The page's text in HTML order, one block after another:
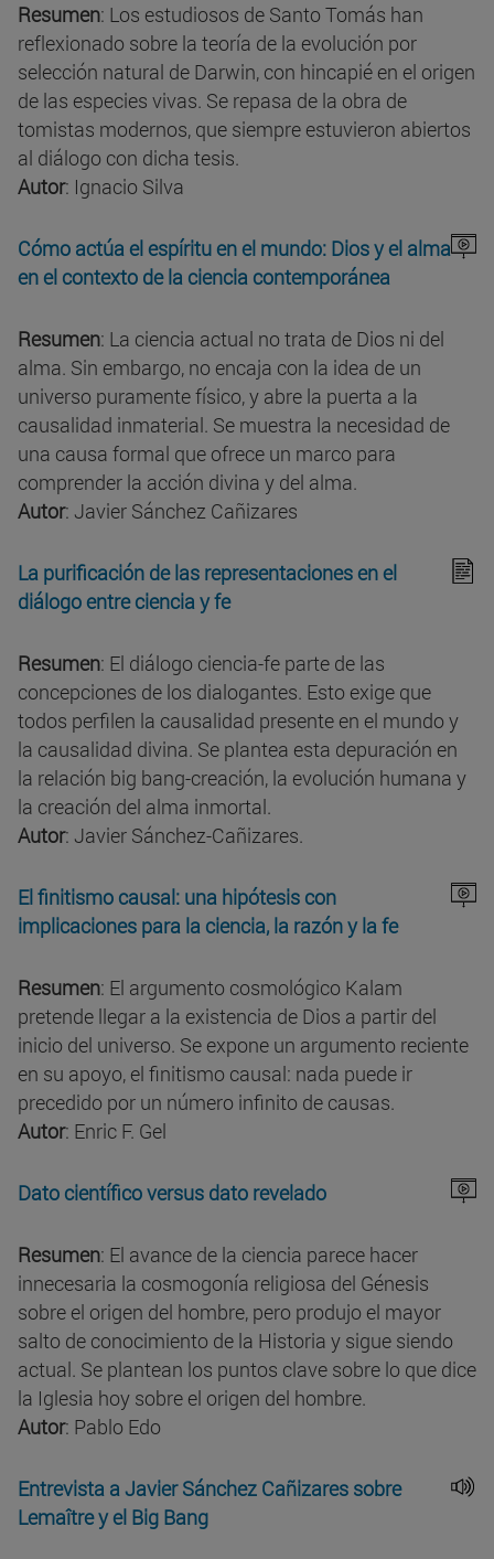
Resumen: Los estudiosos de Santo Tomás han
reflexionado sobre la teoría de la evolución por
selección natural de Darwin, con hincapié en el origen
de las especies vivas. Se repasa de la obra de
tomistas modernos, que siempre estuvieron abiertos
al diálogo con dicha tesis.
Autor: Ignacio Silva
Cómo actúa el espíritu en el mundo: Dios y el alma
en el contexto de la ciencia contemporánea
Resumen: La ciencia actual no trata de Dios ni del
alma. Sin embargo, no encaja con la idea de un
universo puramente físico, y abre la puerta a la
causalidad inmaterial. Se muestra la necesidad de
una causa formal que ofrece un marco para
comprender la acción divina y del alma.
Autor: Javier Sánchez Cañizares
La purificación de las representaciones en el
diálogo entre ciencia y fe
Resumen: El diálogo ciencia-fe parte de las
concepciones de los dialogantes. Esto exige que
todos perfilen la causalidad presente en el mundo y
la causalidad divina. Se plantea esta depuración en
la relación big bang-creación, la evolución humana y
la creación del alma inmortal.
Autor: Javier Sánchez-Cañizares.
El finitismo causal: una hipótesis con
implicaciones para la ciencia, la razón y la fe
Resumen: El argumento cosmológico Kalam
pretende llegar a la existencia de Dios a partir del
inicio del universo. Se expone un argumento reciente
en su apoyo, el finitismo causal: nada puede ir
precedido por un número infinito de causas.
Autor: Enric F. Gel
Dato científico versus dato revelado
Resumen: El avance de la ciencia parece hacer
innecesaria la cosmogonía religiosa del Génesis
sobre el origen del hombre, pero produjo el mayor
salto de conocimiento de la Historia y sigue siendo
actual. Se plantean los puntos clave sobre lo que dice
la Iglesia hoy sobre el origen del hombre.
Autor: Pablo Edo
Entrevista a Javier Sánchez Cañizares sobre
Lemaître y el Big Bang